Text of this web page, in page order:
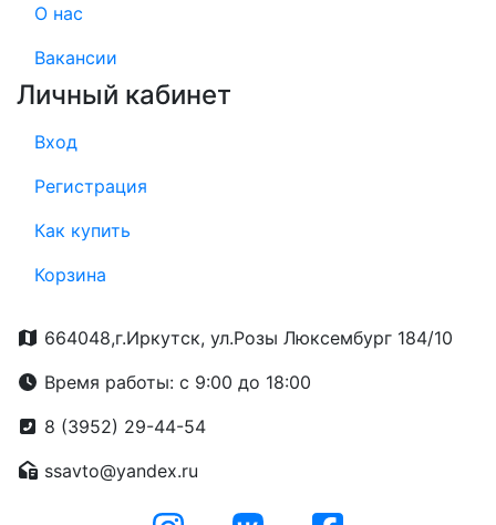
О нас
Вакансии
Личный кабинет
Вход
Регистрация
Как купить
Корзина
664048,г.Иркутск, ул.Розы Люксембург 184/10
Время работы: с 9:00 до 18:00
8 (3952) 29-44-54
ssavto@yandex.ru